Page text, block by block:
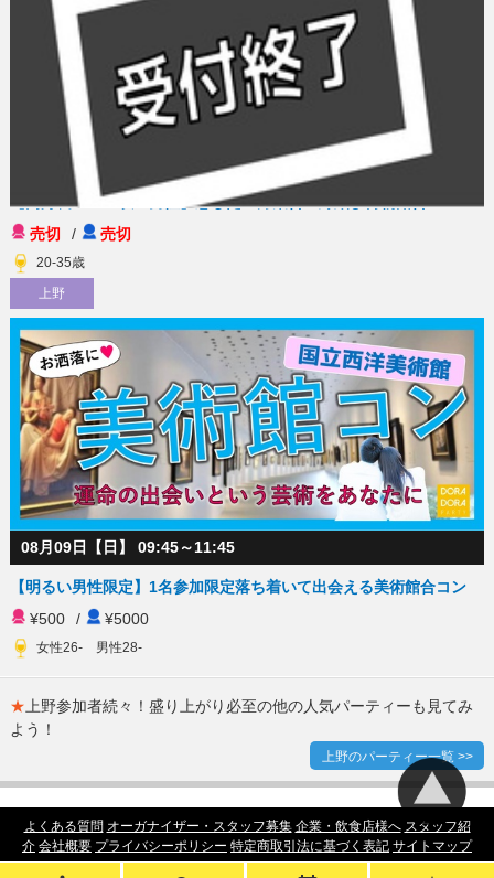
08月09日【日】 13:00～15:00
【高身長１７０以上男性】恋したい方集合！縁結び博物館合コン
売切
/ 売切
20-35歳
上野
08月09日【日】 09:45～11:45
【明るい男性限定】1名参加限定落ち着いて出会える美術館合コン
¥500
/ ¥5000
女性26- 男性28-
★ 上野参加者続々！盛り上がり必至の他の人気パーティーも見てみ
よう！
上野のパーティー一覧 >>
よくある質問 オーガナイザー・スタッフ募集 企業・飲食店様へ スタッフ紹
介 会社概要 プライバシーポリシー 特定商取引法に基づく表記 サイトマップ